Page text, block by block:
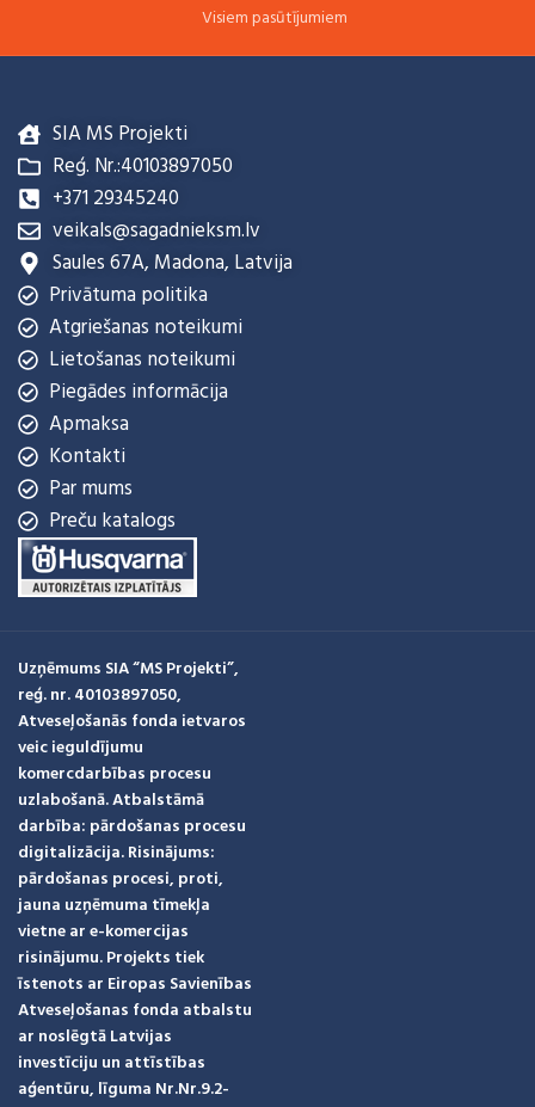
Visiem pasūtījumiem
SIA MS Projekti
Reģ. Nr.:40103897050
+371 29345240
veikals@sagadnieksm.lv
Saules 67A, Madona, Latvija
Privātuma politika
Atgriešanas noteikumi
Lietošanas noteikumi
Piegādes informācija
Apmaksa
Kontakti
Par mums
Preču katalogs
Uzņēmums SIA “MS Projekti”,
reģ. nr. 40103897050,
Atveseļošanās fonda ietvaros
veic ieguldījumu
komercdarbības procesu
uzlabošanā. Atbalstāmā
darbība: pārdošanas procesu
digitalizācija. Risinājums:
pārdošanas procesi, proti,
jauna uzņēmuma tīmekļa
vietne ar e-komercijas
risinājumu. Projekts tiek
īstenots ar Eiropas Savienības
Atveseļošanas fonda atbalstu
ar noslēgtā Latvijas
investīciju un attīstības
aģentūru, līguma Nr.Nr.9.2-